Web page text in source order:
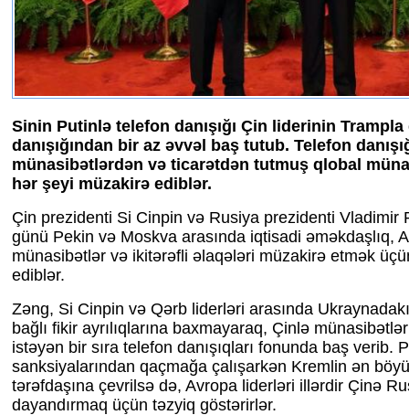
Sinin Putinlə telefon danışığı Çin liderinin
danışığından bir az əvvəl baş tutub. Telefon
münasibətlərdən və ticarətdən tutmuş qlobal
hər şeyi müzakirə ediblər.
Çin prezidenti Si Cinpin və Rusiya prezidenti Vladimir
günü Pekin və Moskva arasında iqtisadi əməkdaşlıq,
münasibətlər və ikitərəfli əlaqələri müzakirə etmək
ediblər.
Zəng, Si Cinpin və Qərb liderləri arasında
bağlı fikir ayrılıqlarına baxmayaraq, Çinlə
istəyən bir sıra telefon danışıqları fonunda baş verib.
sanksiyalarından qaçmağa çalışarkən Kremlin ən
tərəfdaşına çevrilsə də, Avropa liderləri illərdir Çinə
dayandırmaq üçün təzyiq göstərirlər.